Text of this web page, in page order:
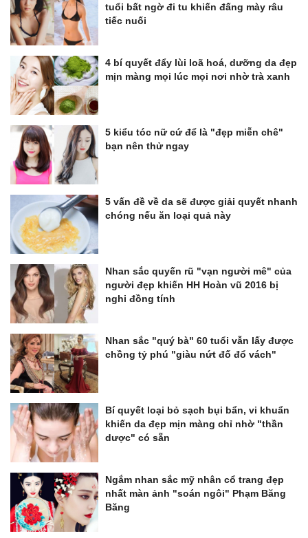
tuổi bất ngờ đi tu khiến đấng mày râu
tiếc nuối
4 bí quyết đẩy lùi loã hoá, dưỡng da đẹp
mịn màng mọi lúc mọi nơi nhờ trà xanh
5 kiểu tóc nữ cứ để là "đẹp miễn chê"
bạn nên thử ngay
5 vấn đề về da sẽ được giải quyết nhanh
chóng nếu ăn loại quả này
Nhan sắc quyến rũ "vạn người mê" của
người đẹp khiến HH Hoàn vũ 2016 bị
nghi đồng tính
Nhan sắc "quý bà" 60 tuổi vẫn lấy được
chồng tỷ phú "giàu nứt đố đổ vách"
Bí quyết loại bỏ sạch bụi bẩn, vi khuẩn
khiến da đẹp mịn màng chỉ nhờ "thần
dược" có sẵn
Ngắm nhan sắc mỹ nhân cổ trang đẹp
nhất màn ảnh "soán ngôi" Phạm Băng
Băng